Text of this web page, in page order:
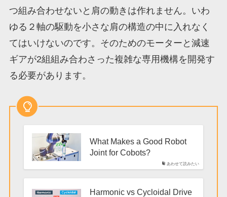
つ組み合わせないと肩の動きは作れません。いわ
ゆる２軸の駆動を小さな肩の構造の中に入れなく
てはいけないのです。そのためのモーターと減速
ギアが2組組み合わさった複雑な専用機構を開発す
る必要があります。
あわせて読みたい
What Makes a Good Robot
Joint for Cobots?
Harmonic vs Cycloidal Drive